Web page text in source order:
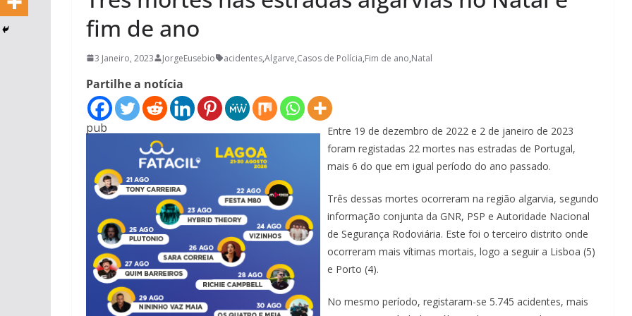
fim de ano
3 Janeiro, 2023 JorgeEusebio acidentes,Algarve,Casos de Polícia,Fim de ano,Natal
Partilhe a notícia
pub
Entre 19 de dezembro de 2022 e 2 de janeiro de 2023
foram registadas 22 mortes nas estradas de Portugal,
mais 6 do que em igual período do ano passado.
Três dessas mortes ocorreram na região algarvia, segundo
informação conjunta da GNR, PSP e Autoridade Nacional
de Segurança Rodoviária. Este foi o terceiro distrito onde
ocorreram mais vítimas mortais, logo a seguir a Lisboa (5)
e Porto (4).
No mesmo período, registaram-se 5.745 acidentes, mais